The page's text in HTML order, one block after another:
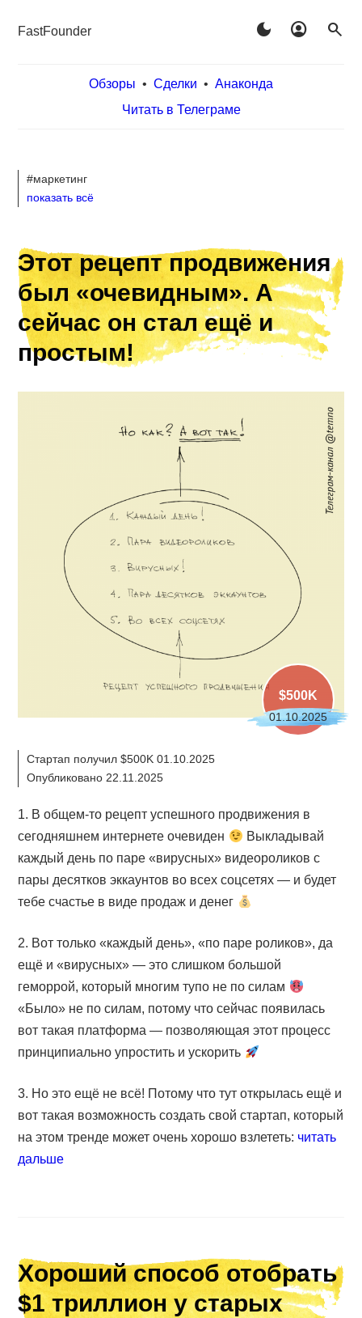
FastFounder dark_mode account_circle search
Обзоры • Сделки • Анаконда
Читать в Телеграме
#маркетинг
показать всё
Этот рецепт продвижения
был «очевидным». А
сейчас он стал ещё и
простым!
$500K
01.10.2025
Стартап получил $500K 01.10.2025
Опубликовано 22.11.2025
1. В общем-то рецепт успешного продвижения в
сегодняшнем интернете очевиден
Выкладывай
каждый день по паре «вирусных» видеороликов с
пары десятков эккаунтов во всех соцсетях — и будет
тебе счастье в виде продаж и денег
2. Вот только «каждый день», «по паре роликов», да
ещё и «вирусных» — это слишком большой
геморрой, который многим тупо не по силам
«Было» не по силам, потому что сейчас появилась
вот такая платформа — позволяющая этот процесс
принципиально упростить и ускорить
3. Но это ещё не всё! Потому что тут открылась ещё и
вот такая возможность создать свой стартап, который
на этом тренде может очень хорошо взлететь: читать
дальше
Хороший способ отобрать
$1 триллион у старых